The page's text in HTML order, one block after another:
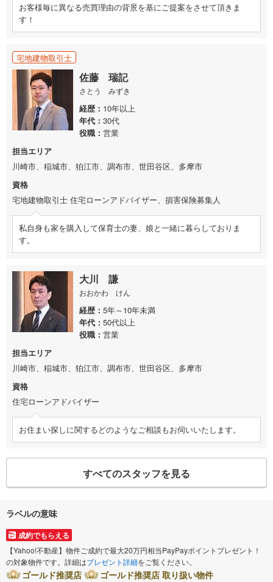
お客様毎に異なる売買理由の背景を基にご提案をさせて頂きま
す！
宅地建物取引士
佐藤 瑞記
さとう みずき
経歴
10年以上
年代
30代
役職
営業
担当エリア
川崎市、稲城市、狛江市、調布市、世田谷区、多摩市
資格
宅地建物取引士 住宅ローンアドバイザー、損害保険募集人
私自身も家を購入して保育士の妻、娘と一緒に暮らしておりま
す。
大川 謙
おおかわ けん
経歴
5年～10年未満
年代
50代以上
役職
営業
担当エリア
川崎市、稲城市、狛江市、調布市、世田谷区、多摩市
資格
住宅ローンアドバイザー
お住まい探しに関するどのようなご相談もお伺いいたします。
すべてのスタッフを見る
ラベルの意味
成約でもらえる
【Yahoo!不動産】物件ご成約で最大20万円相当PayPayポイントプレゼント！
の対象物件です。詳細はプレゼント詳細をご覧ください。
ゴールド推奨店
ゴールド推奨店 取り扱い物件